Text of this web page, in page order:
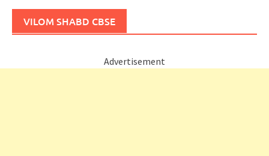
VILOM SHABD CBSE
Advertisement